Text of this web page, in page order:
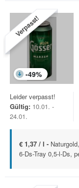
Verpasst!
-49%
Leider verpasst!
Gültig: 10.01. -
24.01.
€ 1,37 / l -
6-Ds-Tray 0,5-l-Ds,